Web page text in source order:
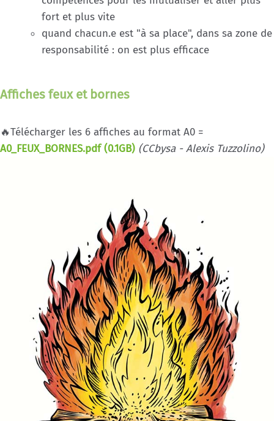
fort et plus vite
quand chacun.e est "à sa place", dans sa zone de
responsabilité : on est plus efficace
Affiches feux et bornes
🔥Télécharger les 6 affiches au format A0 =
A0_FEUX_BORNES.pdf (0.1GB) (CCbysa - Alexis Tuzzolino)